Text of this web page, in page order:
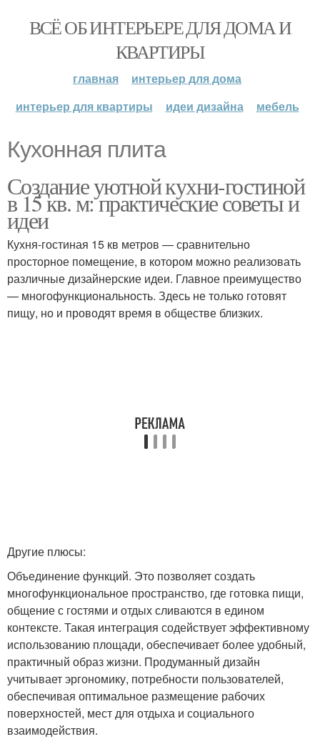
ВСЁ ОБ ИНТЕРЬЕРЕ ДЛЯ ДОМА И
КВАРТИРЫ
главная
интерьер для дома
интерьер для квартиры
идеи дизайна мебель
Кухонная плита
Создание уютной кухни-гостиной
в 15 кв. м: практические советы и
идеи
Кухня-гостиная 15 кв метров — сравнительно
просторное помещение, в котором можно реализовать
различные дизайнерские идеи. Главное преимущество
— многофункциональность. Здесь не только готовят
пищу, но и проводят время в обществе близких.
Другие плюсы:
Объединение функций. Это позволяет создать
многофункциональное пространство, где готовка пищи,
общение с гостями и отдых сливаются в едином
контексте. Такая интеграция содействует эффективному
использованию площади, обеспечивает более удобный,
практичный образ жизни. Продуманный дизайн
учитывает эргономику, потребности пользователей,
обеспечивая оптимальное размещение рабочих
поверхностей, мест для отдыха и социального
взаимодействия.